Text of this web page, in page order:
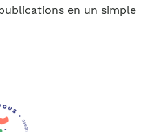
en un simple